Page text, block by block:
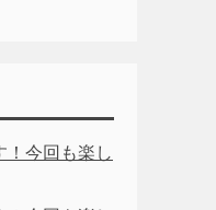
！今回も楽し